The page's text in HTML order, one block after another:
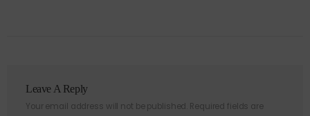
Leave A Reply
Your email address will not be published. Required fields are